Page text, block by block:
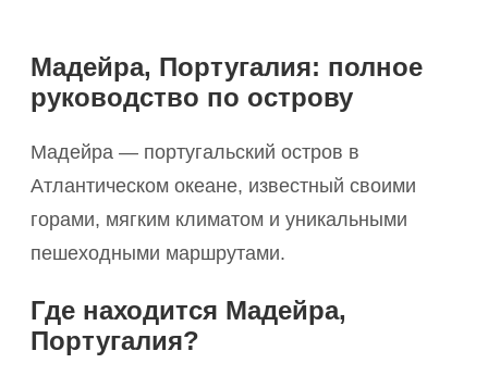
Мадейра, Португалия: полное
руководство по острову
Мадейра — португальский остров в
Атлантическом океане, известный своими
горами, мягким климатом и уникальными
пешеходными маршрутами.
Где находится Мадейра,
Португалия?